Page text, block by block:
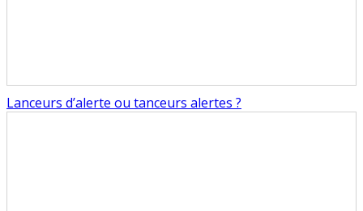
Lanceurs d’alerte ou tanceurs alertes ?